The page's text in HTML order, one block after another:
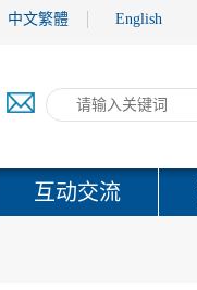
中文繁體 English
互动交流